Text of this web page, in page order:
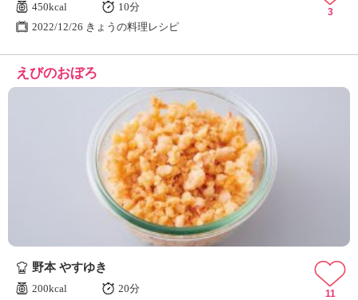
450kcal
10分
2022/12/26 きょうの料理レシピ
3
えびのおぼろ
野本 やすゆき
200kcal
20分
11